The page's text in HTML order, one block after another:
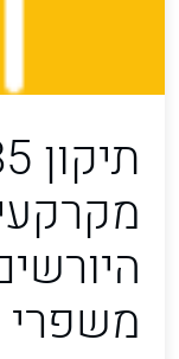
משפרי